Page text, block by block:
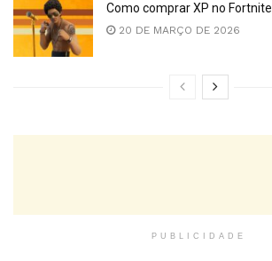
Como comprar XP no Fortnite
20 DE MARÇO DE 2026
PUBLICIDADE